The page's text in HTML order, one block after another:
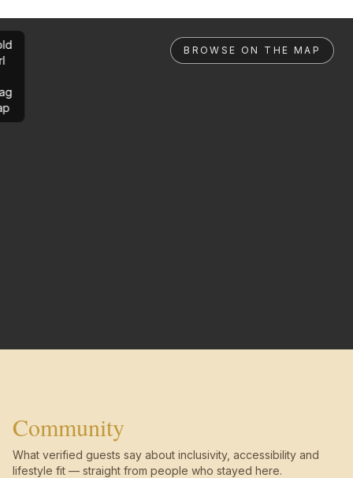
BROWSE ON THE MAP
Community
What verified guests say about inclusivity, accessibility and
lifestyle fit — straight from people who stayed here.